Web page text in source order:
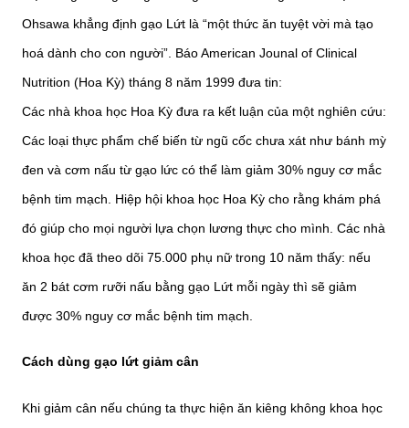
Ohsawa khẳng định gạo Lứt là “một thức ăn tuyệt vời mà tạo
hoá dành cho con người”. Báo American Jounal of Clinical
Nutrition (Hoa Kỳ) tháng 8 năm 1999 đưa tin:
Các nhà khoa học Hoa Kỳ đưa ra kết luận của một nghiên cứu:
Các loại thực phẩm chế biến từ ngũ cốc chưa xát như bánh mỳ
đen và cơm nấu từ gạo lức có thể làm giảm 30% nguy cơ mắc
bệnh tim mạch. Hiệp hội khoa học Hoa Kỳ cho rằng khám phá
đó giúp cho mọi người lựa chọn lương thực cho mình. Các nhà
khoa học đã theo dõi 75.000 phụ nữ trong 10 năm thấy: nếu
ăn 2 bát cơm rưỡi nấu bằng gạo Lứt mỗi ngày thì sẽ giảm
được 30% nguy cơ mắc bệnh tim mạch.
Cách dùng gạo lứt giảm cân
Khi giảm cân nếu chúng ta thực hiện ăn kiêng không khoa học